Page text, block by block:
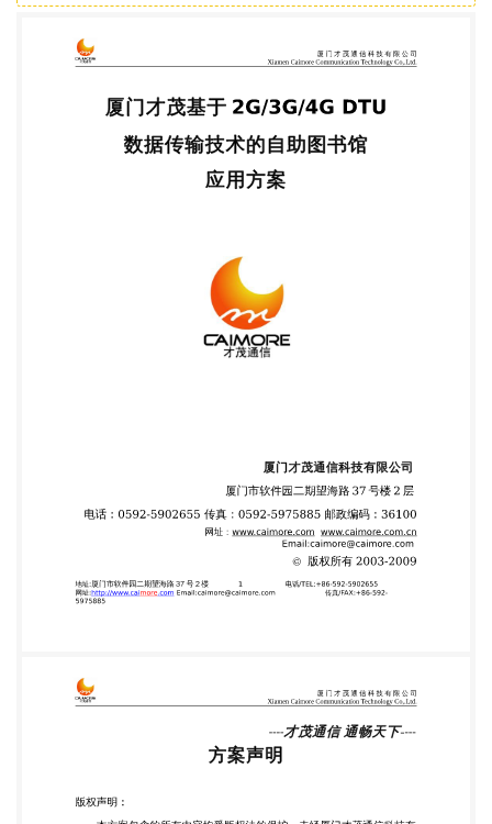
 版权所有 2003-2009 地址:厦门市软件园二期望
海路 37 号 2 楼 1 网址:http://www.caimore.com
592-5902655 传真/FAX:+86-592- 厦门才茂通信科
技有限公司 Xiamen Caimore Communication
Technology Co,.Ltd. ----才茂通信 通畅天下 ---- 方案声
任何组织和个人不得以任何形式或手段对整个方案和
部分内容进行复制和转载，并不得以任何形式传播。
商标声明： Caimore 和其他才茂商标均为厦门才茂通
新。除 非另有约定，本文档仅作为使用指导，本文档
中的所有陈述、信息和建议 不构成任何明示或暗示的
担保。 All Right Reserved@caimore 地址:厦门市软件
址:http://www.caimore.com
592-5902655 传真/FAX:+86-592- 厦门才茂通信科
技有限公司 Xiamen Caimore Communication
Technology Co,.Ltd. 厦门才茂通信科技有限公司 摘
要： 本文提供了一种基于3G/4G无线网络的自助图书
馆系统设计与实际应用方案，简要 介绍了自助图书馆